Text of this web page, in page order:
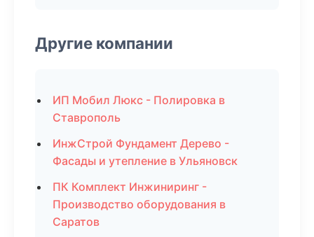
Другие компании
ИП Мобил Люкс - Полировка в
Ставрополь
ИнжСтрой Фундамент Дерево -
Фасады и утепление в Ульяновск
ПК Комплект Инжиниринг -
Производство оборудования в
Саратов